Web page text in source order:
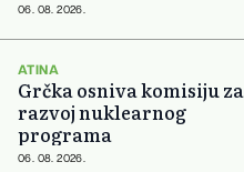
06. 08. 2026.
ATINA
Grčka osniva komisiju za
razvoj nuklearnog
programa
06. 08. 2026.